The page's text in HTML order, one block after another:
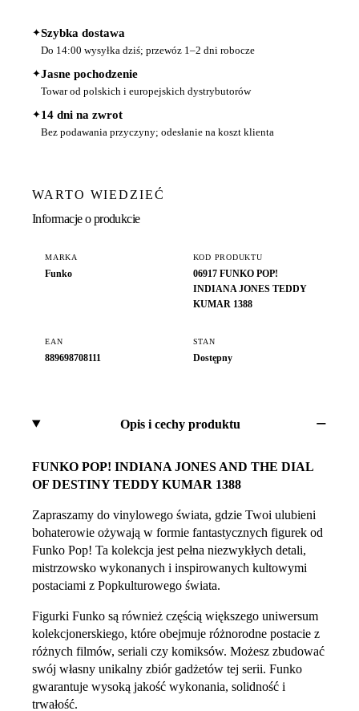
✦Szybka dostawa
Do 14:00 wysyłka dziś; przewóz 1–2 dni robocze
✦Jasne pochodzenie
Towar od polskich i europejskich dystrybutorów
✦14 dni na zwrot
Bez podawania przyczyny; odesłanie na koszt klienta
WARTO WIEDZIEĆ
Informacje o produkcie
MARKA
Funko
KOD PRODUKTU
06917 FUNKO POP!
INDIANA JONES TEDDY
KUMAR 1388
EAN
889698708111
STAN
Dostępny
Opis i cechy produktu
FUNKO POP! INDIANA JONES AND THE DIAL
OF DESTINY TEDDY KUMAR 1388
Zapraszamy do vinylowego świata, gdzie Twoi ulubieni
bohaterowie ożywają w formie fantastycznych figurek od
Funko Pop! Ta kolekcja jest pełna niezwykłych detali,
mistrzowsko wykonanych i inspirowanych kultowymi
postaciami z Popkulturowego świata.
Figurki Funko są również częścią większego uniwersum
kolekcjonerskiego, które obejmuje różnorodne postacie z
różnych filmów, seriali czy komiksów. Możesz zbudować
swój własny unikalny zbiór gadżetów tej serii. Funko
gwarantuje wysoką jakość wykonania, solidność i
trwałość.